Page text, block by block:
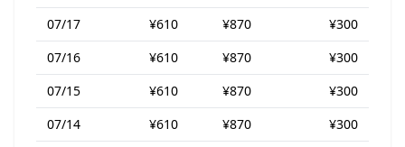
07/17
¥610 ¥870
¥300
07/16
¥610 ¥870
¥300
07/15
¥610 ¥870
¥300
07/14
¥610 ¥870
¥300